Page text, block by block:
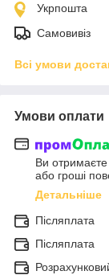
Укрпошта
Самовивіз
Всі умови
Умови оплати
Ви
або гроші
Детальніше
Післяплата
Післяплата